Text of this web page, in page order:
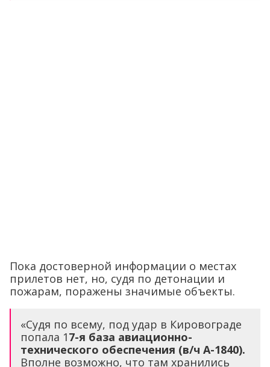
Пока достоверной информации о местах
прилетов нет, но, судя по детонации и
пожарам, поражены значимые объекты.
«Судя по всему, под удар в Кировограде
попала 17-я база авиационно-
технического обеспечения (в/ч А-1840).
Вполне возможно, что там хранились